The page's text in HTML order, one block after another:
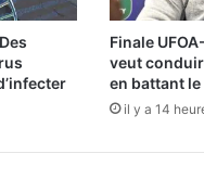
Finale
veut
en battant
il y a 14